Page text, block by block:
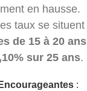
en hausse.
taux se
de 15 à 20 ans
sur 25 ans.
: